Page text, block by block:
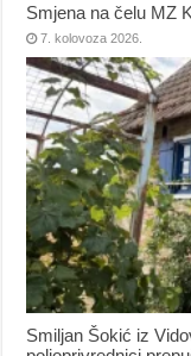
Smjena na čelu MZ
7. kolovoza 2026.
Smiljan Šokić iz